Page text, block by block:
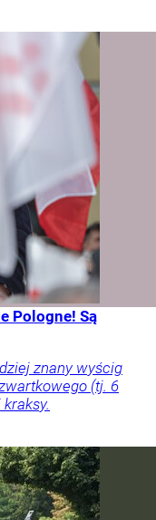
Pologne! Są
znany wyścig
(tj. 6